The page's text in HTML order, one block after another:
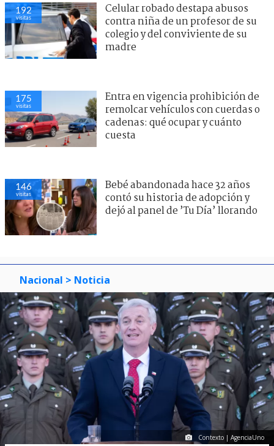
192
visitas
Celular robado destapa abusos
contra niña de un profesor de su
colegio y del conviviente de su
madre
175
visitas
Entra en vigencia prohibición de
remolcar vehículos con cuerdas o
cadenas: qué ocupar y cuánto
cuesta
146
visitas
Bebé abandonada hace 32 años
contó su historia de adopción y
dejó al panel de ’Tu Día’ llorando
Nacional > Noticia
Contexto | AgenciaUno